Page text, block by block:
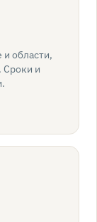
области,
Сроки и